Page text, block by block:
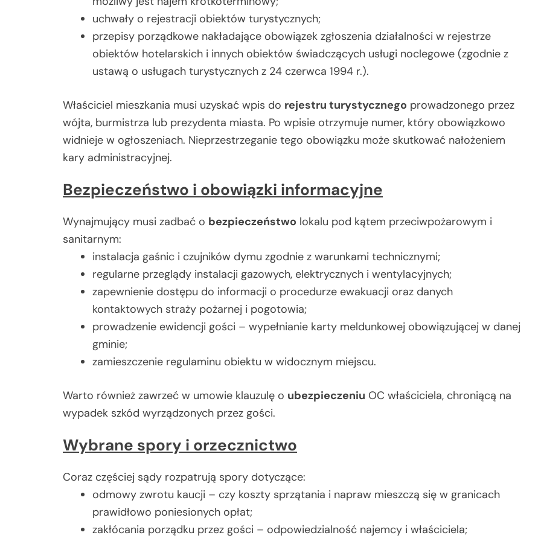
uchwały o rejestracji obiektów turystycznych;
przepisy porządkowe nakładające obowiązek zgłoszenia działalności w rejestrze
obiektów hotelarskich i innych obiektów świadczących usługi noclegowe (zgodnie z
ustawą o usługach turystycznych z 24 czerwca 1994 r.).
Właściciel mieszkania musi uzyskać wpis do rejestru turystycznego prowadzonego przez
wójta, burmistrza lub prezydenta miasta. Po wpisie otrzymuje numer, który obowiązkowo
widnieje w ogłoszeniach. Nieprzestrzeganie tego obowiązku może skutkować nałożeniem
kary administracyjnej.
Bezpieczeństwo i obowiązki informacyjne
Wynajmujący musi zadbać o bezpieczeństwo lokalu pod kątem przeciwpożarowym i
sanitarnym:
instalacja gaśnic i czujników dymu zgodnie z warunkami technicznymi;
regularne przeglądy instalacji gazowych, elektrycznych i wentylacyjnych;
zapewnienie dostępu do informacji o procedurze ewakuacji oraz danych
kontaktowych straży pożarnej i pogotowia;
prowadzenie ewidencji gości – wypełnianie karty meldunkowej obowiązującej w danej
gminie;
zamieszczenie regulaminu obiektu w widocznym miejscu.
Warto również zawrzeć w umowie klauzulę o ubezpieczeniu OC właściciela, chroniącą na
wypadek szkód wyrządzonych przez gości.
Wybrane spory i orzecznictwo
Coraz częściej sądy rozpatrują spory dotyczące:
odmowy zwrotu kaucji – czy koszty sprzątania i napraw mieszczą się w granicach
prawidłowo poniesionych opłat;
zakłócania porządku przez gości – odpowiedzialność najemcy i właściciela;